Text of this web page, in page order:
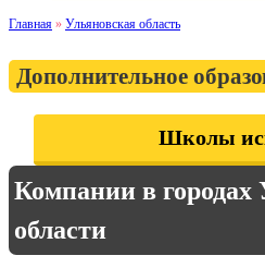
Главная » Ульяновская область
Дополнительное
Школы
Компании в городах
области